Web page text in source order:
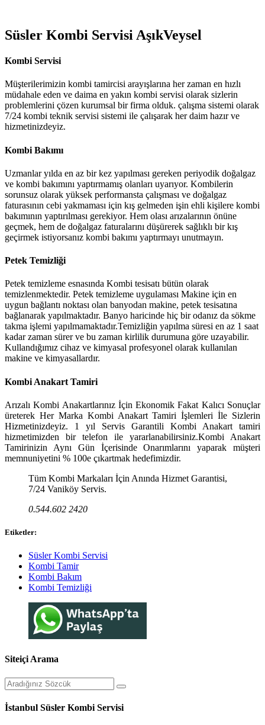
Süsler Kombi Servisi AşıkVeysel
Kombi Servisi
Müşterilerimizin kombi tamircisi arayışlarına her zaman en hızlı
müdahale eden ve daima en yakın kombi servisi olarak sizlerin
problemlerini çözen kurumsal bir firma olduk. çalışma sistemi olarak
7/24 kombi teknik servisi sistemi ile çalışarak her daim hazır ve
hizmetinizdeyiz.
Kombi Bakımı
Uzmanlar yılda en az bir kez yapılması gereken periyodik doğalgaz
ve kombi bakımını yaptırmamış olanları uyarıyor. Kombilerin
sorunsuz olarak yüksek performansta çalışması ve doğalgaz
faturasının cebi yakmaması için kış gelmeden işin ehli kişilere kombi
bakımının yaptırılması gerekiyor. Hem olası arızalarının önüne
geçmek, hem de doğalgaz faturalarını düşürerek sağlıklı bir kış
geçirmek istiyorsanız kombi bakımı yaptırmayı unutmayın.
Petek Temizliği
Petek temizleme esnasında Kombi tesisatı bütün olarak
temizlenmektedir. Petek temizleme uygulaması Makine için en
uygun bağlantı noktası olan banyodan makine, petek tesisatına
bağlanarak yapılmaktadır. Banyo haricinde hiç bir odanız da sökme
takma işlemi yapılmamaktadır.Temizliğin yapılma süresi en az 1 saat
kadar zaman sürer ve bu zaman kirlilik durumuna göre uzayabilir.
Kullandığımız cihaz ve kimyasal profesyonel olarak kullanılan
makine ve kimyasallardır.
Kombi Anakart Tamiri
Arızalı Kombi Anakartlarınız İçin Ekonomik Fakat Kalıcı Sonuçlar
üreterek Her Marka Kombi Anakart Tamiri İşlemleri İle Sizlerin
Hizmetinizdeyiz. 1 yıl Servis Garantili Kombi Anakart tamiri
hizmetimizden bir telefon ile yararlanabilirsiniz.Kombi Anakart
Tamirinizin Aynı Gün İçerisinde Onarımlarını yaparak müşteri
memnuniyetini % 100e çıkartmak hedefimizdir.
Tüm Kombi Markaları İçin Anında Hizmet Garantisi,
7/24 Vaniköy Servis.
0.544.602 2420
Etiketler:
Süsler Kombi Servisi
Kombi Tamir
Kombi Bakım
Kombi Temizliği
Siteiçi Arama
İstanbul Süsler Kombi Servisi